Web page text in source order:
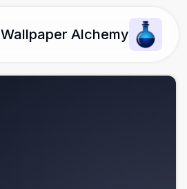
Wallpaper Alchemy